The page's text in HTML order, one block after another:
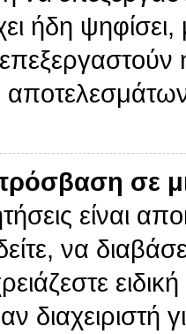
ήδη ψηφίσει,
σε
είναι
να
διαχειριστή